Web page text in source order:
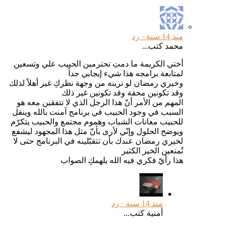
رد
محمد كتب...
أختي الكريمة ما دمتِ تحترمين الحبيب علي وتسعين
لمتابعة برامجه هذا شيء إيجابي جداً
وخيري رمضان لو ترينه من وجهة نظركِ غير أهلاً لذلك
وقد تكونين محقة وقد تكونين غير ذلك
المهم من الأمر أنّ هذا الرجل الذي لا تتفقين معه هو
السبب في وجود الحبيب في برنامج آمنت بالله وينقل
للحبيب معانات الشباب وهموم مجتمع والحبيب يتكرّم
ويوضح الحلول وإنّي لأرى بأنّ مثل هذا المجهود ليشفع
لخيري رمضان عندك بأن تتقبّلينه في البرنامج حتى لا
تُمنعين الخير الكثير
هذا رأيّ فكري فيه الله يلهمكِ الصواب
رد
أمنية كتب...